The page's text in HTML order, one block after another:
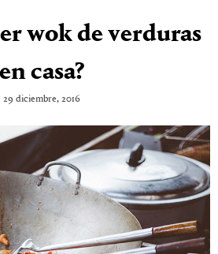
wok de verduras
en casa?
29 diciembre, 2016